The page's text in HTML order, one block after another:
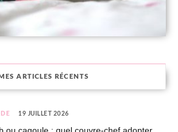
MES ARTICLES RÉCENTS
19 JUILLET 2026